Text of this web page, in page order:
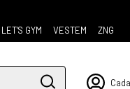
LET'S GYM VESTEM ZNG